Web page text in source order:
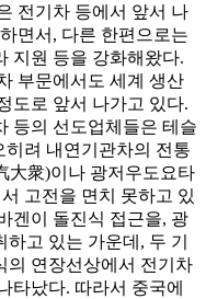
전기차 등에서 앞서 나
면서, 다른 한편으로는
지원 등을 강화해왔다.
부문에서도 세계 생산
도로 앞서 나가고 있다.
등의 선도업체들은 테슬
려 내연기관차의 전통
大衆)이나 광저우도요타
고전을 면치 못하고 있
겐이 돌진식 접근을, 광
고 있는 가운데, 두 기
의 연장선상에서 전기차
타났다. 따라서 중국에